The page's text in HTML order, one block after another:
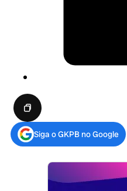
Siga o GKPB no Google